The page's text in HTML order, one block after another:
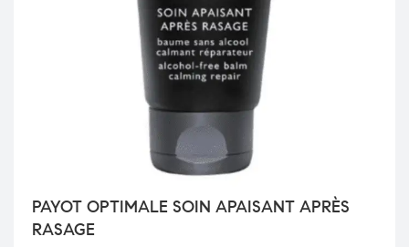
PAYOT OPTIMALE SOIN APAISANT APRÈS
RASAGE